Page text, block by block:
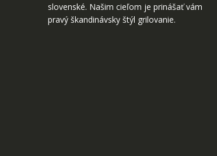
slovenské. Našim cieľom je prinášať vám
pravý škandinávsky štýl grilovanie.